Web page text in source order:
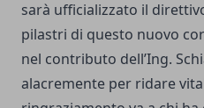
sarà ufficializzato il
pilastri di questo nuovo
nel contributo dell’Ing.
alacremente per ridare